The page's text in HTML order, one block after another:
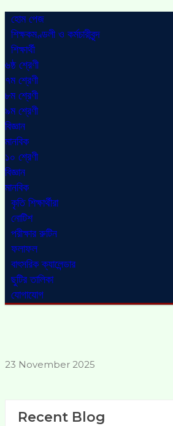
হোম পেজ
শিক্ষকমণ্ডলী ও কর্মচারীবৃন্দ
শিক্ষার্থী
৬ষ্ঠ শ্রেণী
৭ম শ্রেণী
৮ম শ্রেণী
৯ম শ্রেণী
বিজ্ঞান
মানবিক
১০ শ্রেণী
বিজ্ঞান
মানবিক
কৃতি শিক্ষার্থীরা
নোটিশ
পরীক্ষার রুটিন
ফলাফল
বাৎসরিক ক্যালেন্ডার
ছুটির তালিকা
যোগাযোগ
23 November 2025
Recent Blog